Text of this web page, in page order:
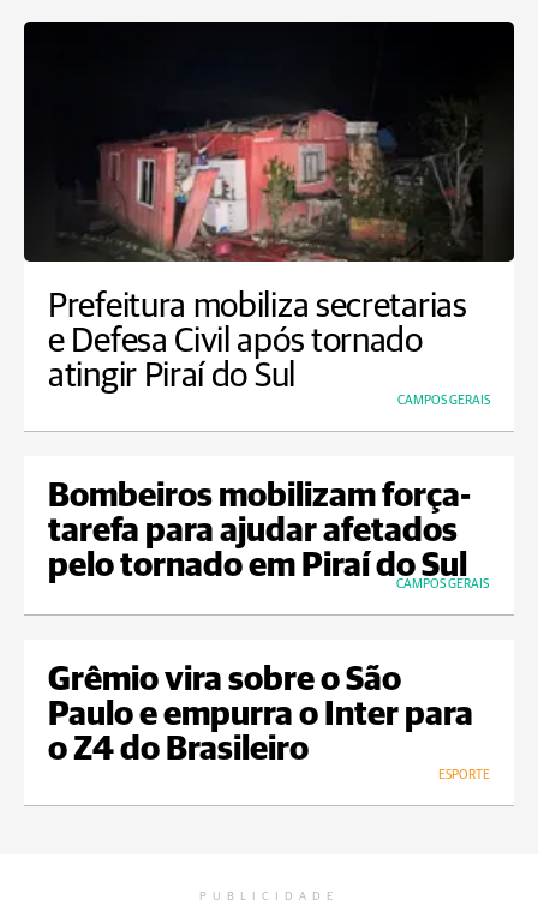
Prefeitura mobiliza secretarias
e Defesa Civil após tornado
atingir Piraí do Sul
CAMPOS GERAIS
Bombeiros mobilizam força-
tarefa para ajudar afetados
pelo tornado em Piraí do Sul
CAMPOS GERAIS
Grêmio vira sobre o São
Paulo e empurra o Inter para
o Z4 do Brasileiro
ESPORTE
PUBLICIDADE